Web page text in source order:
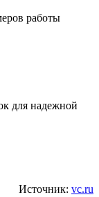
работы
Источник: vc.ru